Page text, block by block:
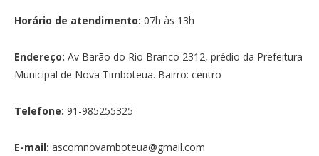
Horário de atendimento: 07h às 13h
Endereço: Av Barão do Rio Branco 2312, prédio da Prefeitura
Municipal de Nova Timboteua. Bairro: centro
Telefone: 91-985255325
E-mail: ascomnovamboteua@gmail.com